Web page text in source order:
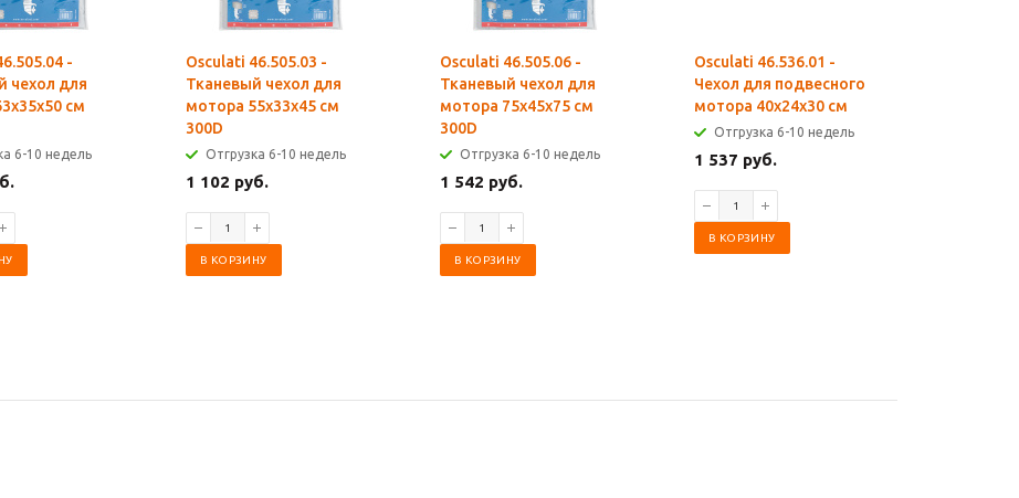
-
чехол для
см
6-10 недель
Osculati 46.505.03 -
Тканевый чехол для
мотора 55x33x45 см
300D
Отгрузка 6-10 недель
1 102 руб.
В КОРЗИНУ
Osculati 46.505.06 -
Тканевый чехол для
мотора 75x45x75 см
300D
Отгрузка 6-10 недель
1 542 руб.
В КОРЗИНУ
Osculati 46.536.01 -
Чехол для подвесного
мотора 40x24x30 см
Отгрузка 6-10 недель
1 537 руб.
В КОРЗИНУ